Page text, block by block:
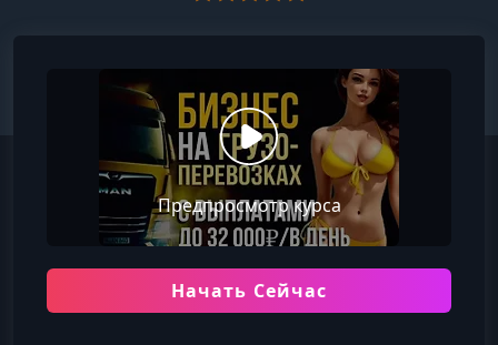
Предпросмотр курса
Начать Сейчас